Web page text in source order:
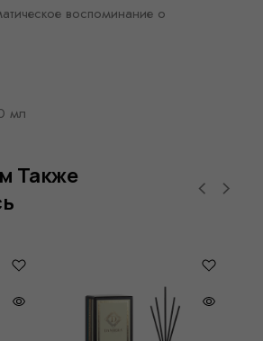
воспоминание о
мл
Также